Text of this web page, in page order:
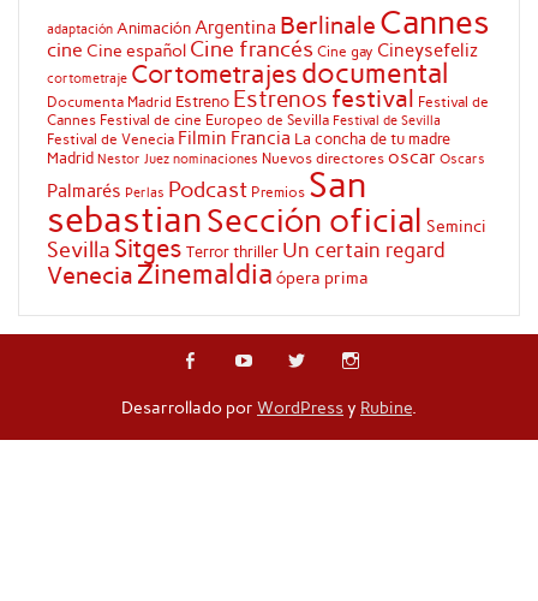
adaptación Animación Argentina Berlinale Cannes
cine Cine español Cine francés Cine gay Cineysefeliz
cortometraje Cortometrajes documental
Documenta Madrid Estreno Estrenos festival Festival de
Cannes Festival de cine Europeo de Sevilla Festival de Sevilla
Festival de Venecia Filmin Francia La concha de tu madre
Madrid Nestor Juez nominaciones Nuevos directores oscar Oscars
Palmarés Perlas Podcast Premios San
sebastianSección oficial Seminci
Sevilla Sitges Terrorthriller Un certain regard
Venecia Zinemaldia ópera prima
Desarrollado por WordPressy Rubine.